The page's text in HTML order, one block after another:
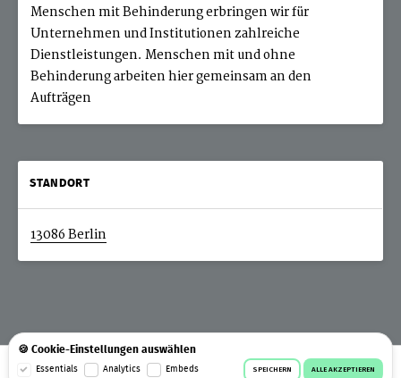
Menschen mit Behinderung erbringen wir für
Unternehmen und Institutionen zahlreiche
Dienstleistungen. Menschen mit und ohne
Behinderung arbeiten hier gemeinsam an den
Aufträgen
STANDORT
13086 Berlin
© 2026 Workeer Datenschutz AGB Impressum
🍪 Cookie-Einstellungen auswählen
Essentials Analytics Embeds SPEICHERN ALLE AKZEPTIEREN